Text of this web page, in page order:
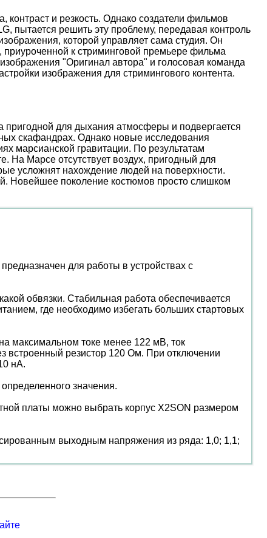
и резкость. Однако создатели фильмов
пытается решить эту проблему, передавая контроль
которой управляет сама студия. Он
приуроченной к стриминговой премьере фильма
"Оригинал автора" и голосовая команда
изображения для стримингового контента.
пригодной для дыхания атмосферы и подвергается
скафандрах. Однако новые исследования
марсианской гравитации. По результатам
На Марсе отсутствует воздух, пригодный для
усложнят нахождение людей на поверхности.
Новейшее поколение костюмов просто слишком
для работы в устройствах с
обвязки. Стабильная работа обеспечивается
где необходимо избегать больших стартовых
максимальном токе менее 122 мВ, ток
встроенный резистор 120 Ом. При отключении
нА.
значения.
платы можно выбрать корпус X2SON размером
выходным напряжения из ряда: 1,0; 1,1;